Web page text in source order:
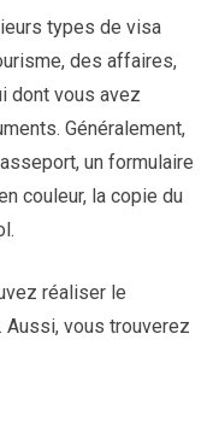
types de visa
des affaires,
dont vous avez
Généralement,
un formulaire
couleur, la copie du
réaliser le
Aussi, vous trouverez